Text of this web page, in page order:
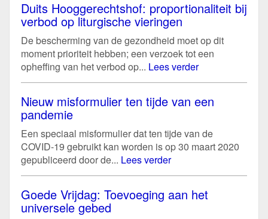
Duits Hooggerechtshof: proportionaliteit bij
verbod op liturgische vieringen
De bescherming van de gezondheid moet op dit
moment prioriteit hebben; een verzoek tot een
opheffing van het verbod op... Lees verder
Nieuw misformulier ten tijde van een
pandemie
Een speciaal misformulier dat ten tijde van de
COVID-19 gebruikt kan worden is op 30 maart 2020
gepubliceerd door de... Lees verder
Goede Vrijdag: Toevoeging aan het
universele gebed